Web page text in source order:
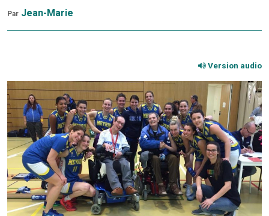
Par Jean-Marie
Version audio